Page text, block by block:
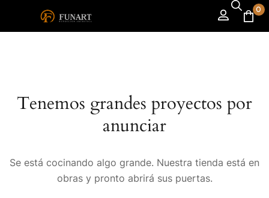
0
Tenemos grandes proyectos por
anunciar
Se está cocinando algo grande. Nuestra tienda está en
obras y pronto abrirá sus puertas.